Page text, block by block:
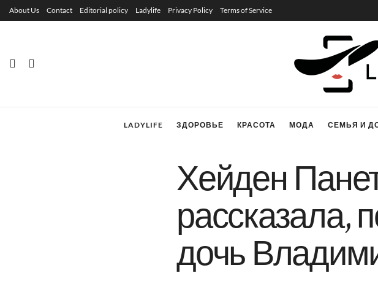
About Us Contact Editorial policy Ladylife Privacy Policy Terms of Service
LADYLIFE ЗДОРОВЬЕ КРАСОТА МОДА СЕМЬЯ И
Хейден
рассказала,
дочь